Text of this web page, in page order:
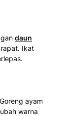
daun
Ikat
ayam
warna